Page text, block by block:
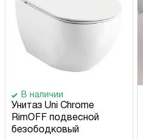
В наличии
Унитаз Uni Chrome
RimOFF подвесной
безободковый